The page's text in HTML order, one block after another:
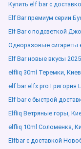
Купить elf bar с
Elf Bar премиум серии
Elf Bar с подсветкой
Одноразовые сигареты
Elf Bar новые вкусы
elfliq 30ml Теремки, Киев
elf bar elfx pro Григория
Elf bar с быстрой
Elfliq Ветряные горы,
elfliq 10ml Соломенка,
Elfbar с доставкой